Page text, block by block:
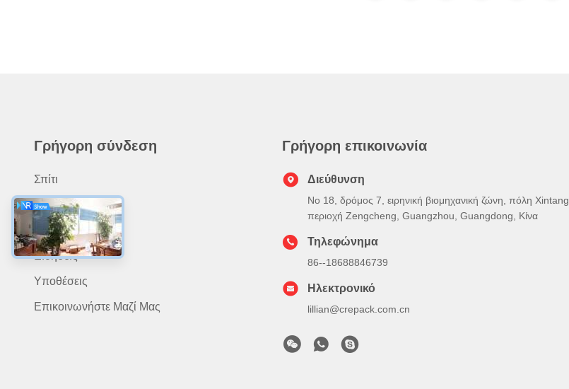
Γρήγορη σύνδεση
Σπίτι
Προϊόντα
Σχετικά Με Εμάς
Ειδήσεις
Υποθέσεις
Επικοινωνήστε Μαζί Μας
Γρήγορη επικοινωνία
Διεύθυνση
Νο 18, δρόμος 7, ειρηνική βιομηχανική ζώνη, πόλη Xintang,
περιοχή Zengcheng, Guangzhou, Guangdong, Κίνα
Τηλεφώνημα
86--18688846739
Ηλεκτρονικό
lillian@crepack.com.cn